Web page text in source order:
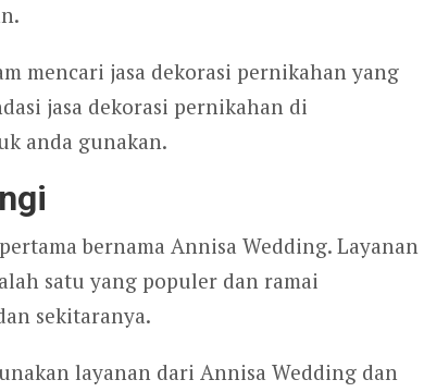
mencari jasa dekorasi pernikahan yang
jasa dekorasi pernikahan di
anda gunakan.
bernama Annisa Wedding. Layanan
satu yang populer dan ramai
sekitaranya.
layanan dari Annisa Wedding dan